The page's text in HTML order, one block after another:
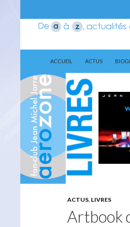
Aerozone JMJ
ACCUEIL
ACTUS
ACTUS, LIVRES
Artbook